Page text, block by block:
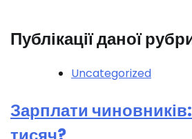
Публікації даної
Uncategorized
Зарплати чиновників: